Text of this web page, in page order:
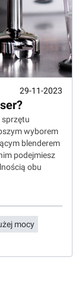
29-11-2023
sprzętu
wyborem
blenderem
podejmiesz
obu
mocy